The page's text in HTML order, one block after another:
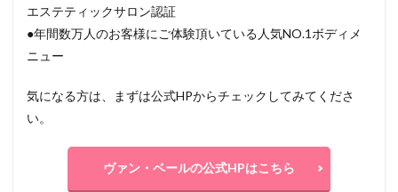
エステティックサロン認証
●年間数万人のお客様にご体験頂いている人気NO.1ボディメ
ニュー
気になる方は、まずは公式HPからチェックしてみてくださ
い。
ヴァン・ベールの公式HPはこちら